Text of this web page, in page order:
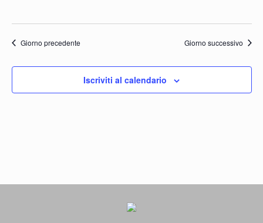
Giorno precedente Giorno successivo
Iscriviti al calendario